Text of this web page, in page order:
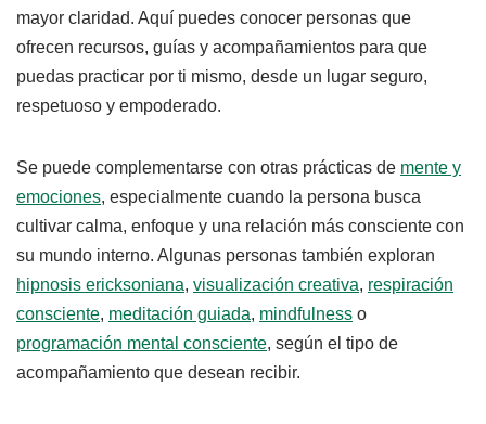
mayor claridad. Aquí puedes conocer personas que
ofrecen recursos, guías y acompañamientos para que
puedas practicar por ti mismo, desde un lugar seguro,
respetuoso y empoderado.
Se puede complementarse con otras prácticas de mente y
emociones, especialmente cuando la persona busca
cultivar calma, enfoque y una relación más consciente con
su mundo interno. Algunas personas también exploran
hipnosis ericksoniana, visualización creativa, respiración
consciente, meditación guiada, mindfulness o
programación mental consciente, según el tipo de
acompañamiento que desean recibir.